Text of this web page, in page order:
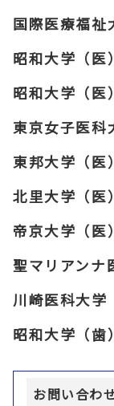
国際医療福祉
昭和大学（
昭和大学（医
東京女子医
東邦大学（
北里大学（医
帝京大学（医
聖マリアンナ
川崎医科大
昭和大学（
お問い合わ